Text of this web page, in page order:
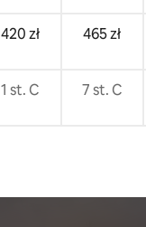
420 zł 465 zł
1 st. C 7 st. C